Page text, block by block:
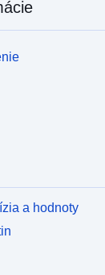
a hodnoty